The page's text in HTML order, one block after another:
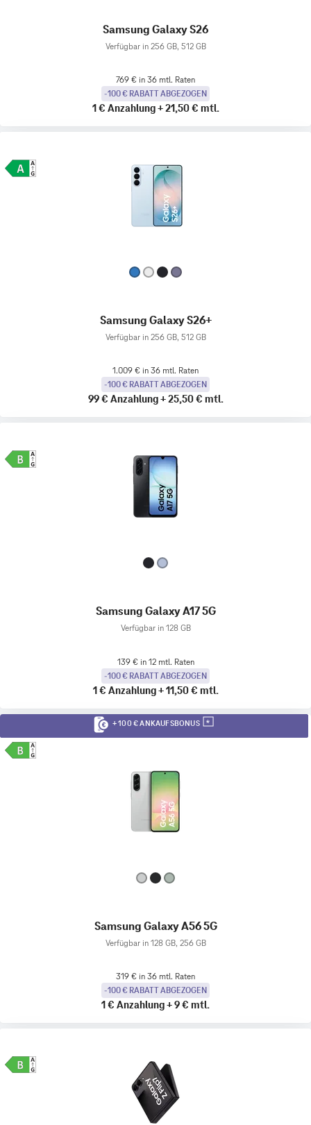
Samsung Galaxy S26
Verfügbar in 256 GB, 512 GB
769 € in 36 mtl. Raten
-100 € RABATT ABGEZOGEN
1 € Anzahlung+21,50 € mtl.
Samsung Galaxy S26+
Verfügbar in 256 GB, 512 GB
1.009 € in 36 mtl. Raten
-100 € RABATT ABGEZOGEN
99 € Anzahlung+25,50 € mtl.
Samsung Galaxy A17 5G
Verfügbar in 128 GB
139 € in 12 mtl. Raten
-100 € RABATT ABGEZOGEN
1 € Anzahlung+11,50 € mtl.
+ 100 € ANKAUFSBONUS
Samsung Galaxy A56 5G
Verfügbar in 128 GB, 256 GB
319 € in 36 mtl. Raten
-100 € RABATT ABGEZOGEN
1 € Anzahlung+9 € mtl.